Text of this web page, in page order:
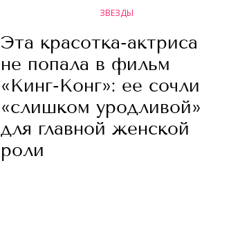
ЗВЕЗДЫ
Эта красотка-актриса
не попала в фильм
«Кинг-Конг»: ее сочли
«слишком уродливой»
для главной женской
роли